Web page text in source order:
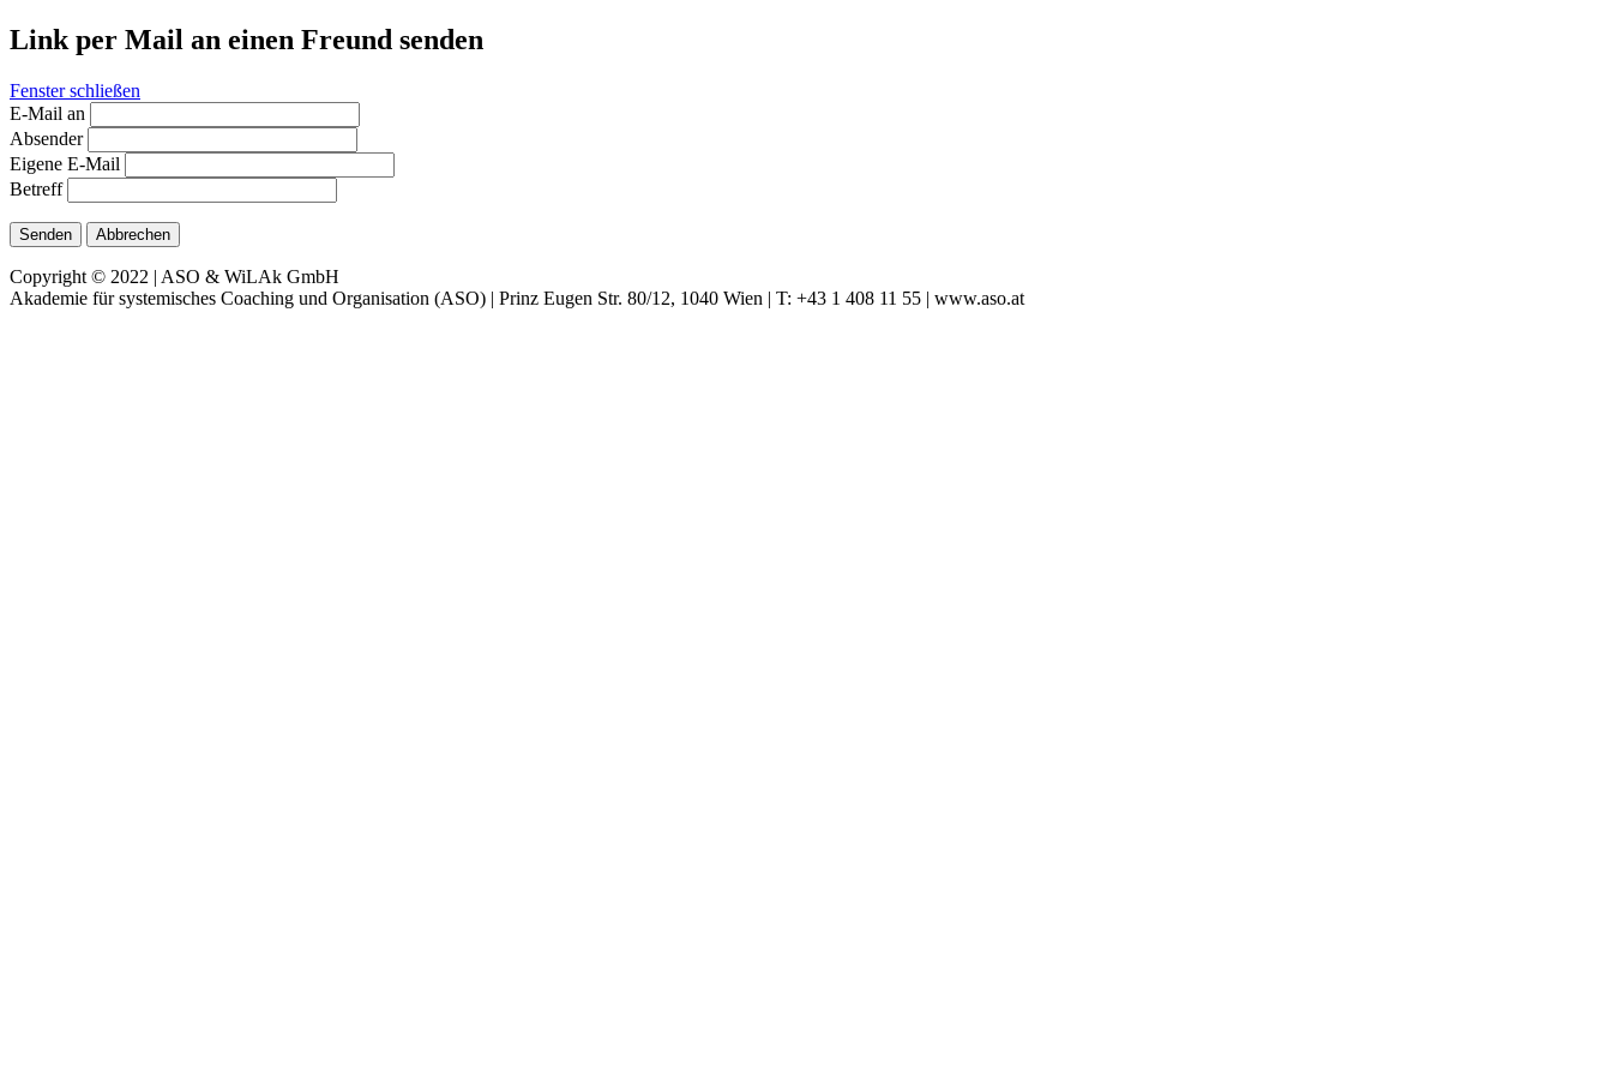
Link per Mail an einen Freund senden
Fenster schließen
E-Mail an
Absender
Eigene E-Mail
Betreff
Senden Abbrechen
Copyright © 2022 | ASO & WiLAk GmbH
Akademie für systemisches Coaching und Organisation (ASO) | Prinz Eugen Str. 80/12, 1040 Wien | T: +43 1 408 11 55 | www.aso.at